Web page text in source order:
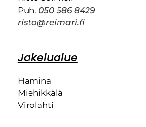
Puh. 050 586 8429
risto@reimari.fi
Jakelualue
Hamina
Miehikkälä
Virolahti